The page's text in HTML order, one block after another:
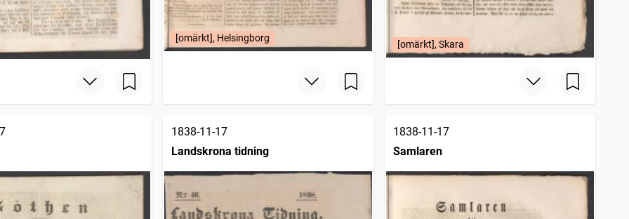
[omärkt], Helsingborg
[omärkt], Skara
1838-11-17
Landskrona tidning
1838-11-17
Samlaren